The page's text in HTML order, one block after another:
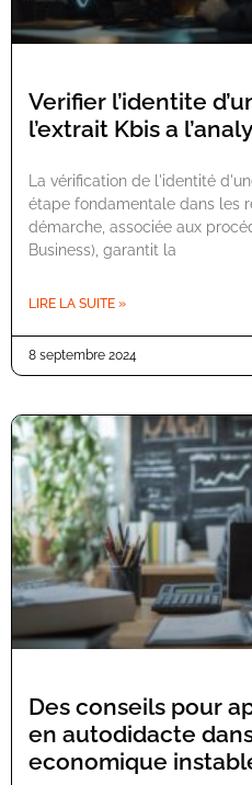
Verifier l’identite
l’extrait Kbis a
La vérification de l'identité
étape fondamentale dans les
démarche, associée aux
Business), garantit la
LIRE LA SUITE »
8 septembre 2024
Des conseils pour
en autodidacte
economique